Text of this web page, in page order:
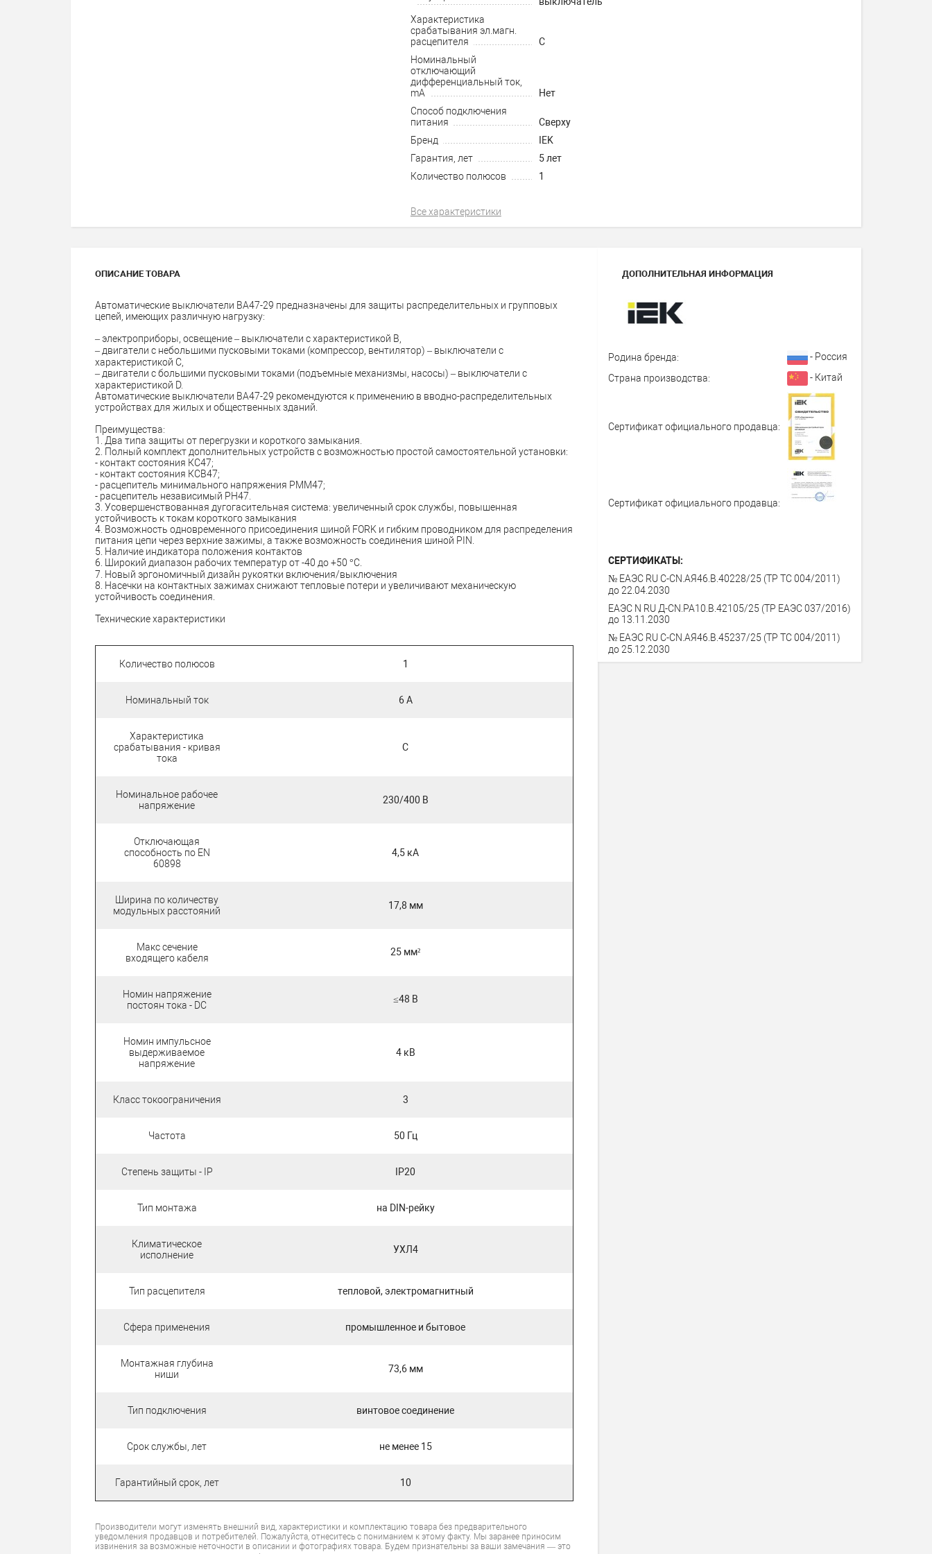
Характеристика
срабатывания эл.магн.
расцепителя
C
Номинальный
отключающий
дифференциальный ток,
mA
Нет
Способ подключения
питания
Сверху
Бренд
IEK
Гарантия, лет
5 лет
Количество полюсов
1
Все характеристики
ОПИСАНИЕ ТОВАРА
Автоматические выключатели ВА47-29 предназначены для защиты распределительных и групповых
цепей, имеющих различную нагрузку:
– электроприборы, освещение – выключатели с характеристикой В,
– двигатели с небольшими пусковыми токами (компрессор, вентилятор) – выключатели с
характеристикой C,
– двигатели с большими пусковыми токами (подъемные механизмы, насосы) – выключатели с
характеристикой D.
Автоматические выключатели ВА47-29 рекомендуются к применению в вводно-распределительных
устройствах для жилых и общественных зданий.
Преимущества:
1. Два типа защиты от перегрузки и короткого замыкания.
2. Полный комплект дополнительных устройств с возможностью простой самостоятельной установки:
- контакт состояния КС47;
- контакт состояния КСВ47;
- расцепитель минимального напряжения РММ47;
- расцепитель независимый РН47.
3. Усовершенствованная дугогасительная система: увеличенный срок службы, повышенная
устойчивость к токам короткого замыкания
4. Возможность одновременного присоединения шиной FORK и гибким проводником для распределения
питания цепи через верхние зажимы, а также возможность соединения шиной PIN.
5. Наличие индикатора положения контактов
6. Широкий диапазон рабочих температур от -40 до +50 °С.
7. Новый эргономичный дизайн рукоятки включения/выключения
8. Насечки на контактных зажимах снижают тепловые потери и увеличивают механическую
устойчивость соединения.
Технические характеристики
Количество полюсов 1
Номинальный ток 6 А
Характеристика
срабатывания - кривая
тока
C
Номинальное рабочее
напряжение
230/400 В
Отключающая
способность по EN
60898
4,5 кА
Ширина по количеству
модульных расстояний
17,8 мм
Макс сечение
входящего кабеля
25 мм²
Номин напряжение
постоян тока - DC
≤48 В
Номин импульсное
выдерживаемое
напряжение
4 кВ
Класс токоограничения 3
Частота 50 Гц
Степень защиты - IP IP20
Тип монтажа на DIN-рейку
Климатическое
исполнение
УХЛ4
Тип расцепителя тепловой, электромагнитный
Сфера применения промышленное и бытовое
Монтажная глубина
ниши
73,6 мм
Тип подключения винтовое соединение
Срок службы, лет не менее 15
Гарантийный срок, лет 10
Производители могут изменять внешний вид, характеристики и комплектацию товара без предварительного
уведомления продавцов и потребителей. Пожалуйста, отнеситесь с пониманием к этому факту. Мы заранее приносим
извинения за возможные неточности в описании и фотографиях товара. Будем признательны за ваши замечания — это
ДОПОЛНИТЕЛЬНАЯ ИНФОРМАЦИЯ
Родина бренда:
- Россия
Страна производства:
- Китай
Сертификат официального продавца:
Сертификат официального продавца:
СЕРТИФИКАТЫ:
№ ЕАЭС RU C-CN.АЯ46.В.40228/25 (ТР ТС 004/2011)
до 22.04.2030
ЕАЭС N RU Д-CN.PA10.В.42105/25 (ТР ЕАЭС 037/2016)
до 13.11.2030
№ ЕАЭС RU C-CN.АЯ46.В.45237/25 (ТР ТС 004/2011)
до 25.12.2030